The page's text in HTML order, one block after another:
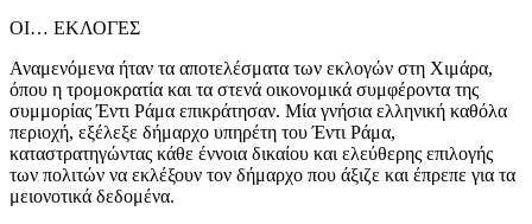
ΟΙ… ΕΚΛΟΓΕΣ
Αναμενόμενα ήταν τα αποτελέσματα των εκλογών στη Χιμάρα,
όπου η τρομοκρατία και τα στενά οικονομικά συμφέροντα της
συμμορίας Έντι Ράμα επικράτησαν. Μία γνήσια ελληνική καθόλα
περιοχή, εξέλεξε δήμαρχο υπηρέτη του Έντι Ράμα,
καταστρατηγώντας κάθε έννοια δικαίου και ελεύθερης επιλογής
των πολιτών να εκλέξουν τον δήμαρχο που άξιζε και έπρεπε για τα
μειονοτικά δεδομένα.